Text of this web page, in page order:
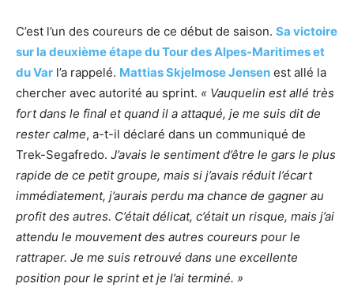
C’est l’un des coureurs de ce début de saison. Sa victoire
sur la deuxième étape du Tour des Alpes-Maritimes et
du Var l’a rappelé. Mattias Skjelmose Jensen est allé la
chercher avec autorité au sprint. « Vauquelin est allé très
fort dans le final et quand il a attaqué, je me suis dit de
rester calme, a-t-il déclaré dans un communiqué de
Trek-Segafredo. J’avais le sentiment d’être le gars le plus
rapide de ce petit groupe, mais si j’avais réduit l’écart
immédiatement, j’aurais perdu ma chance de gagner au
profit des autres. C’était délicat, c’était un risque, mais j’ai
attendu le mouvement des autres coureurs pour le
rattraper. Je me suis retrouvé dans une excellente
position pour le sprint et je l’ai terminé. »